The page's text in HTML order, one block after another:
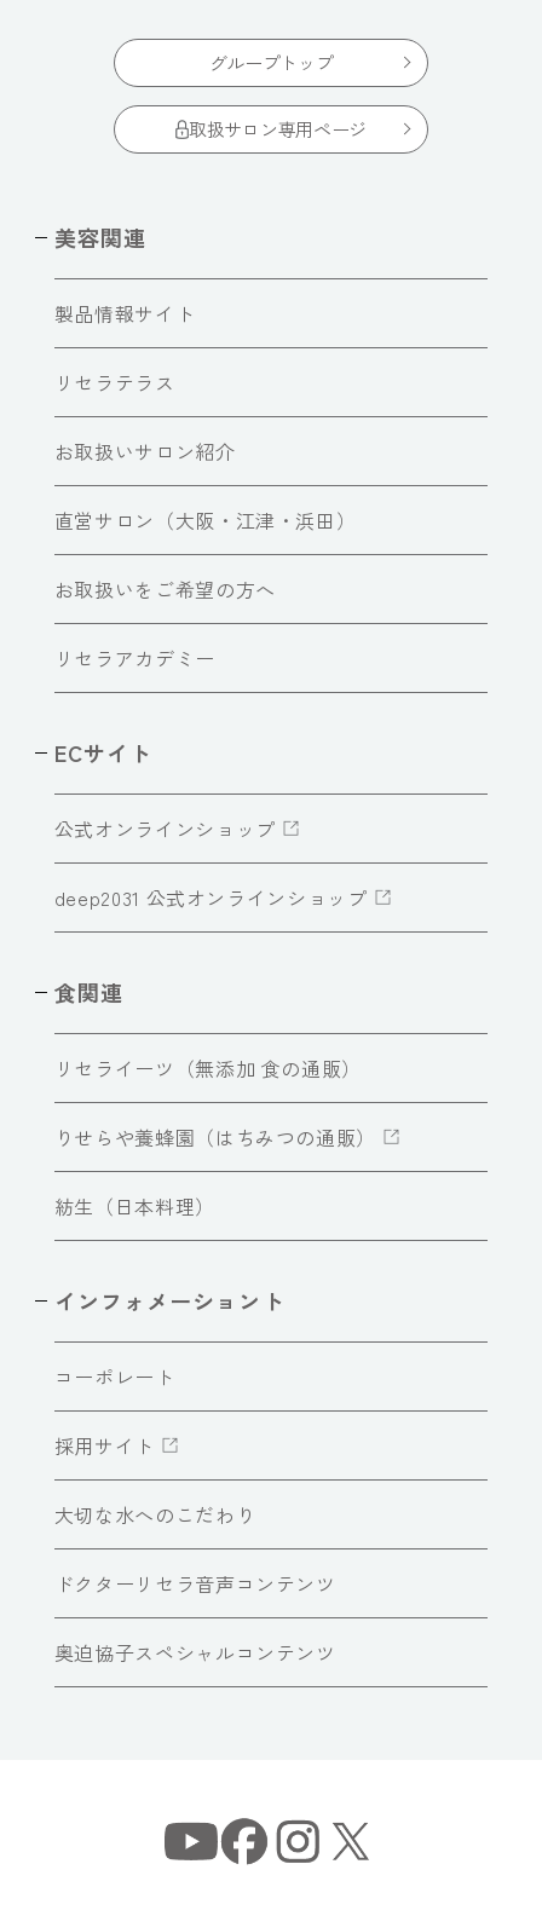
グループトップ
取扱サロン専用ページ
美容関連
製品情報サイト
リセラテラス
お取扱いサロン紹介
直営サロン（大阪・江津・浜田）
お取扱いをご希望の方へ
リセラアカデミー
ECサイト
公式オンラインショップ
deep2031 公式オンラインショップ
食関連
リセライーツ（無添加 食の通販）
りせらや養蜂園（はちみつの通販）
紡生（日本料理）
インフォメーショント
コーポレート
採用サイト
大切な水へのこだわり
ドクターリセラ音声コンテンツ
奥迫協子スペシャルコンテンツ